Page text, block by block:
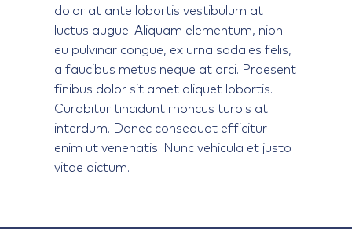
dolor at ante lobortis vestibulum at
luctus augue. Aliquam elementum, nibh
eu pulvinar congue, ex urna sodales felis,
a faucibus metus neque at orci. Praesent
finibus dolor sit amet aliquet lobortis.
Curabitur tincidunt rhoncus turpis at
interdum. Donec consequat efficitur
enim ut venenatis. Nunc vehicula et justo
vitae dictum.